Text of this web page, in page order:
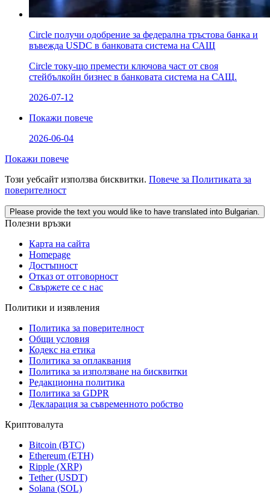
Circle получи одобрение за федерална тръстова банка и
въвежда USDC в банковата система на САЩ
Circle току-що премести ключова част от своя
стейбълкойн бизнес в банковата система на САЩ.
2026-07-12
Покажи повече
2026-06-04
Покажи повече
Този уебсайт използва бисквитки. Повече за Политиката за
поверителност
Please provide the text you would like to have translated into Bulgarian.
Полезни връзки
Карта на сайта
Homepage
Достъпност
Отказ от отговорност
Свържете се с нас
Политики и изявления
Политика за поверителност
Общи условия
Кодекс на етика
Политика за оплаквания
Политика за използване на бисквитки
Редакционна политика
Политика за GDPR
Декларация за съвременното робство
Криптовалута
Bitcoin (BTC)
Ethereum (ETH)
Ripple (XRP)
Tether (USDT)
Solana (SOL)